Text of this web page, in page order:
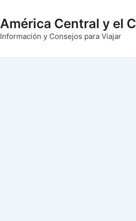
América Central y el
Información y Consejos para Viajar